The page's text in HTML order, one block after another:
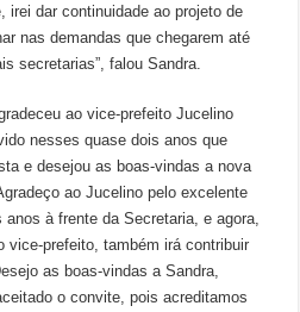
irei dar continuidade ao projeto de
nas demandas que chegarem até
secretarias”, falou Sandra.
ao vice-prefeito Jucelino
nesses quase dois anos que
e desejou as boas-vindas a nova
ao Jucelino pelo excelente
à frente da Secretaria, e agora,
vice-prefeito, também irá contribuir
as boas-vindas a Sandra,
o convite, pois acreditamos